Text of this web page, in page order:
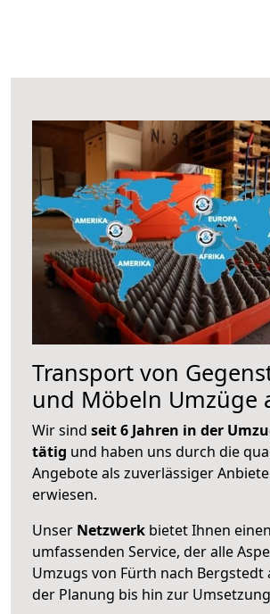
Transport von
und Möbeln Umzüge
Wir sind seit 6 Jahren in der
tätig und haben uns durch die
Angebote als zuverlässiger
erwiesen.
Unser Netzwerk bietet Ihnen einen
umfassenden Service, der alle
Umzugs von Fürth nach Bergstedt
der Planung bis hin zur